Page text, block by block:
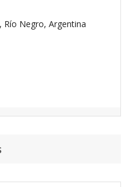
Río Negro, Argentina